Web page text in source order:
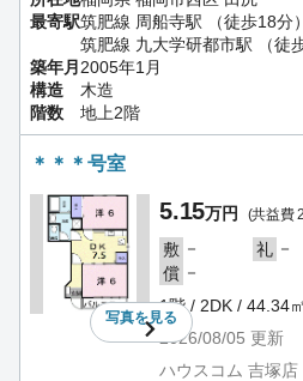
最寄駅筑肥線 周船寺駅 （徒歩18分）
筑肥線 九大学研都市駅 （徒
築年月 2005年1月
構造
木造
階数
地上2階
＊＊＊号室
写真を見る
5.15万円 (共益費
敷 － 礼 －
償 －
1階 / 2DK / 44.34㎡
2026/08/05 更新
ハウスコム 吉塚店